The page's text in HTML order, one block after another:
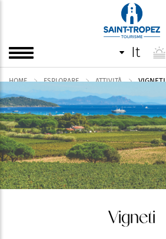
it
HOME ESPLORARE ATTIVITÀ VIGNETI
Vigneti